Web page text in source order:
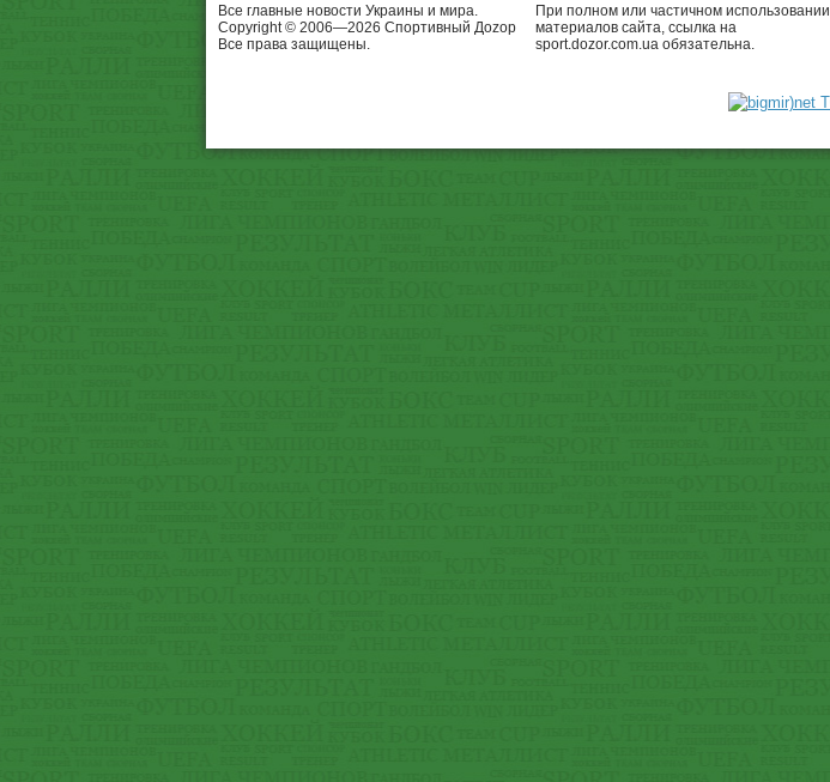
Все главные новости Украины и мира.
Copyright © 2006—2026 Спортивный Доzор
Все права защищены.
При полном или частичном использовании
материалов сайта, ссылка на
sport.dozor.com.ua обязательна.